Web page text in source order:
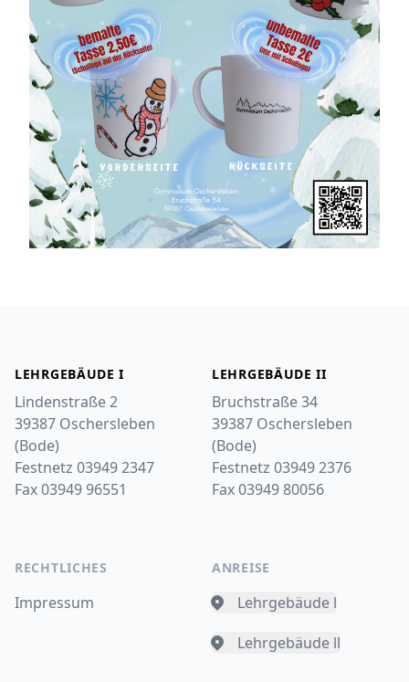
LEHRGEBÄUDE I
Lindenstraße 2
39387 Oschersleben
(Bode)
Festnetz 03949 2347
Fax 03949 96551
LEHRGEBÄUDE II
Bruchstraße 34
39387 Oschersleben
(Bode)
Festnetz 03949 2376
Fax 03949 80056
RECHTLICHES
Impressum
ANREISE
Lehrgebäude l
Lehrgebäude ll